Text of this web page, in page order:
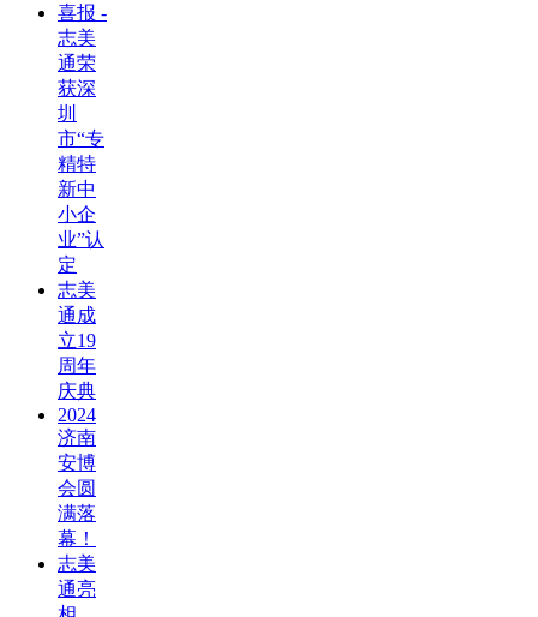
喜报 -
志美
通荣
获深
圳
市“专
精特
新中
小企
业”认
定
志美
通成
立19
周年
庆典
2024
济南
安博
会圆
满落
幕！
志美
通亮